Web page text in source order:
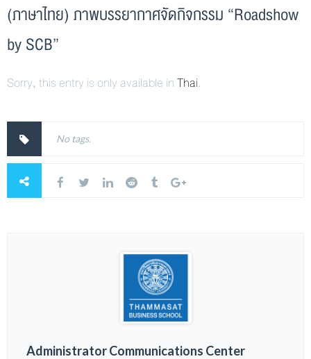
(ภาษาไทย) ภาพบรรยากาศจัดกิจกรรม “Roadshow
by SCB”
Sorry, this entry is only available inThai.
No tags.
Administrator Communications Center